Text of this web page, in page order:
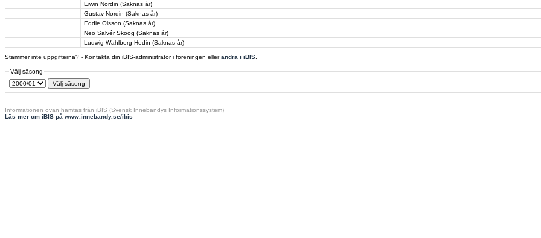
Eiwin Nordin (Saknas år)
Gustav Nordin (Saknas år)
Eddie Olsson (Saknas år)
Neo Salvér Skoog (Saknas år)
Ludwig Wahlberg Hedin (Saknas år)
Stämmer inte uppgifterna? - Kontakta din iBIS-administratör i föreningen ellerändra i iBIS
Välj säsong
Informationen ovan hämtas från iBIS (Svensk Innebandys Informationssystem)
Läs mer om iBIS på www.innebandy.se/ibis